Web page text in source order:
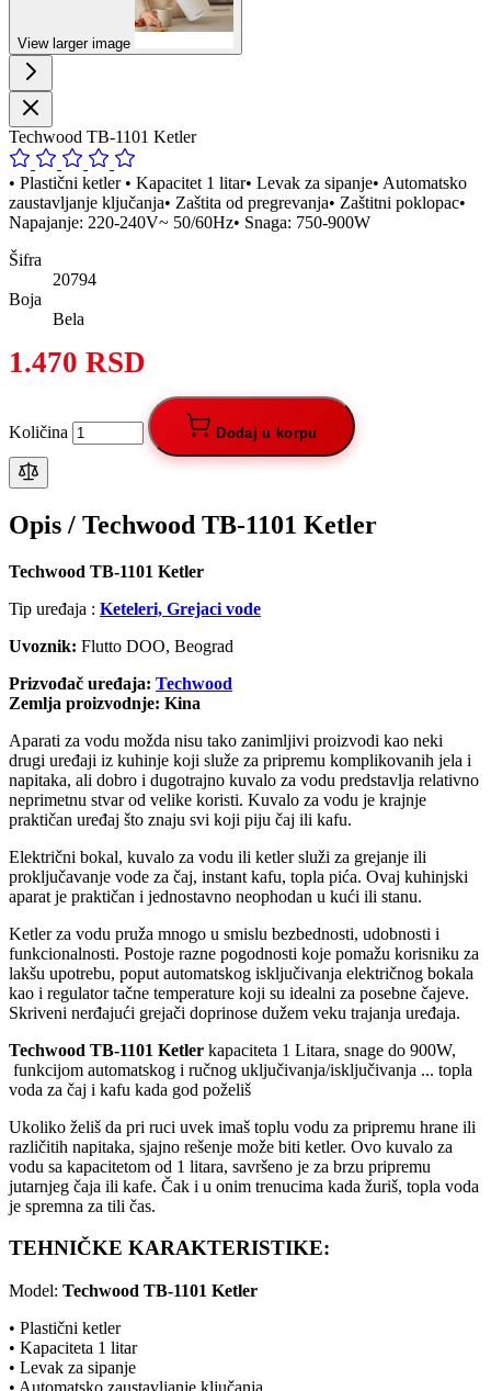
View larger image
Techwood TB-1101 Ketler
• Plastični ketler • Kapacitet 1 litar• Levak za sipanje• Automatsko
zaustavljanje ključanja• Zaštita od pregrevanja• Zaštitni poklopac•
Napajanje: 220-240V~ 50/60Hz• Snaga: 750-900W
Šifra
20794
Boja
Bela
1.470 RSD
Količina Dodaj u korpu
Opis / Techwood TB-1101 Ketler
Techwood TB-1101 Ketler
Tip uređaja : Keteleri, Grejaci vode
Uvoznik: Flutto DOO, Beograd
Prizvođač uređaja: Techwood
Zemlja proizvodnje: Kina
Aparati za vodu možda nisu tako zanimljivi proizvodi kao neki
drugi uređaji iz kuhinje koji služe za pripremu komplikovanih jela i
napitaka, ali dobro i dugotrajno kuvalo za vodu predstavlja relativno
neprimetnu stvar od velike koristi. Kuvalo za vodu je krajnje
praktičan uređaj što znaju svi koji piju čaj ili kafu.
Električni bokal, kuvalo za vodu ili ketler služi za grejanje ili
proključavanje vode za čaj, instant kafu, topla pića. Ovaj kuhinjski
aparat je praktičan i jednostavno neophodan u kući ili stanu.
Ketler za vodu pruža mnogo u smislu bezbednosti, udobnosti i
funkcionalnosti. Postoje razne pogodnosti koje pomažu korisniku za
lakšu upotrebu, poput automatskog isključivanja električnog bokala
kao i regulator tačne temperature koji su idealni za posebne čajeve.
Skriveni nerđajući grejači doprinose dužem veku trajanja uređaja.
Techwood TB-1101 Ketler kapaciteta 1 Litara, snage do 900W,
funkcijom automatskog i ručnog uključivanja/isključivanja ... topla
voda za čaj i kafu kada god poželiš
Ukoliko želiš da pri ruci uvek imaš toplu vodu za pripremu hrane ili
različitih napitaka, sjajno rešenje može biti ketler. Ovo kuvalo za
vodu sa kapacitetom od 1 litara, savršeno je za brzu pripremu
jutarnjeg čaja ili kafe. Čak i u onim trenucima kada žuriš, topla voda
je spremna za tili čas.
TEHNIČKE KARAKTERISTIKE:
Model: Techwood TB-1101 Ketler
• Plastični ketler
• Kapaciteta 1 litar
• Levak za sipanje